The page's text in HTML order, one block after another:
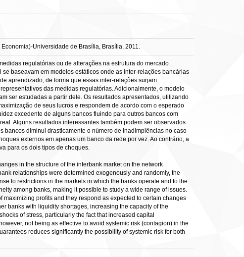
Universidade de Brasília, Brasília, 2011.
regulatórias ou de alterações na estrutura do mercado
baseavam em modelos estáticos onde as inter-relações bancárias
aprendizado, de forma que essas inter-relações surjam
das medidas regulatórias. Adicionalmente, o modelo
ser estudadas a partir dele. Os resultados apresentados, utilizando
de seus lucros e respondem de acordo com o esperado
excedente de alguns bancos fluindo para outros bancos com
Alguns resultados interessantes também podem ser observados
bancos diminui drasticamente o número de inadimplências no caso
externos em apenas um banco da rede por vez. Ao contrário, a
para os dois tipos de choques.
in the structure of the interbank market on the network
relationships were determined exogenously and randomly, the
to restrictions in the markets in which the banks operate and to the
among banks, making it possible to study a wide range of issues.
profits and they respond as expected to certain changes
banks with liquidity shortages, increasing the capacity of the
of stress, particularly the fact that increased capital
not being as effective to avoid systemic risk (contagion) in the
reduces significantly the possibility of systemic risk for both